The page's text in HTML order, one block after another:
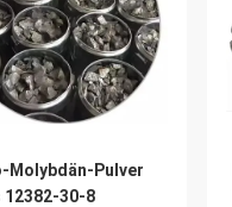
Molybdän-Pulver
12382-30-8